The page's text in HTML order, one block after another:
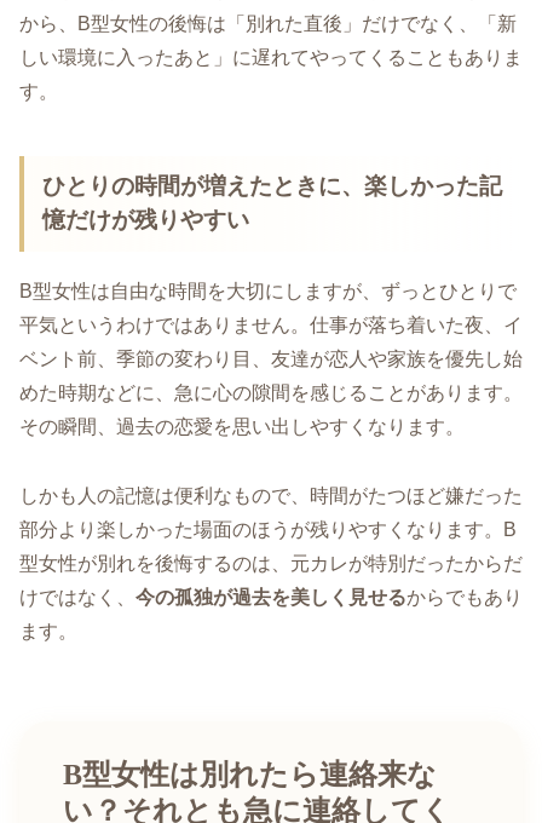
から、B型女性の後悔は「別れた直後」だけでなく、「新
しい環境に入ったあと」に遅れてやってくることもありま
す。
ひとりの時間が増えたときに、楽しかった記
憶だけが残りやすい
B型女性は自由な時間を大切にしますが、ずっとひとりで
平気というわけではありません。仕事が落ち着いた夜、イ
ベント前、季節の変わり目、友達が恋人や家族を優先し始
めた時期などに、急に心の隙間を感じることがあります。
その瞬間、過去の恋愛を思い出しやすくなります。
しかも人の記憶は便利なもので、時間がたつほど嫌だった
部分より楽しかった場面のほうが残りやすくなります。B
型女性が別れを後悔するのは、元カレが特別だったからだ
けではなく、 今の孤独が過去を美しく見せるからでもあり
ます。
B型女性は別れたら連絡来な
い？それとも急に連絡してく